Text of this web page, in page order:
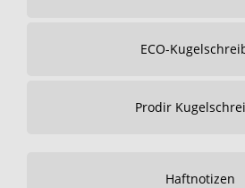
ECO-
Prodir
Haftnotizen